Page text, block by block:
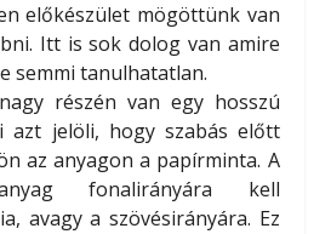
előkészület mögöttünk van
Itt is sok dolog van amire
semmi tanulhatatlan.
részén van egy hosszú
azt jelöli, hogy szabás előtt
az anyagon a papírminta. A
fonalirányára kell
avagy a szövésirányára. Ez